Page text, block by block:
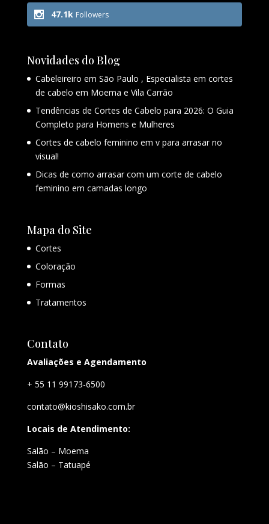
47.1k Followers
Novidades do Blog
Cabeleireiro em São Paulo , Especialista em cortes
de cabelo em Moema e Vila Carrão
Tendências de Cortes de Cabelo para 2026: O Guia
Completo para Homens e Mulheres
Cortes de cabelo feminino em v para arrasar no
visual!
Dicas de como arrasar com um corte de cabelo
feminino em camadas longo
Mapa do Site
Cortes
Coloração
Formas
Tratamentos
Contato
Avaliações e Agendamento
+ 55 11 99173-6500
contato@kioshisako.com.br
Locais de Atendimento:
Salão – Moema
Salão – Tatuapé